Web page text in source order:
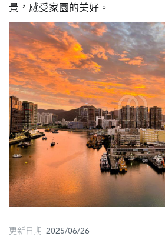
門
搜
索
古
地
圖
媽
閣
寺
廟
士
景，感受家園的美好。
更新日期 2025/06/26